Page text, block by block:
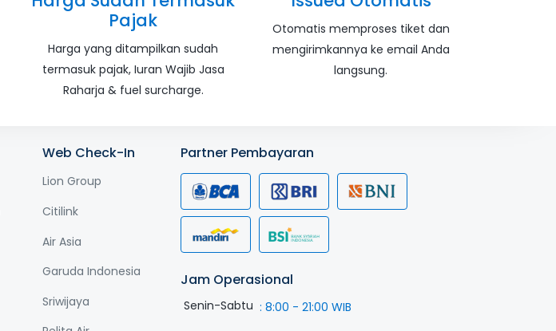
Pajak
Harga yang ditampilkan sudah
termasuk pajak, Iuran Wajib Jasa
Raharja & fuel surcharge.
Otomatis memproses tiket dan
mengirimkannya ke email Anda
langsung.
Web Check-In
Lion Group
Citilink
Air Asia
Garuda Indonesia
Sriwijaya
Partner Pembayaran
Jam Operasional
Senin-Sabtu : 8:00 - 21:00 WIB